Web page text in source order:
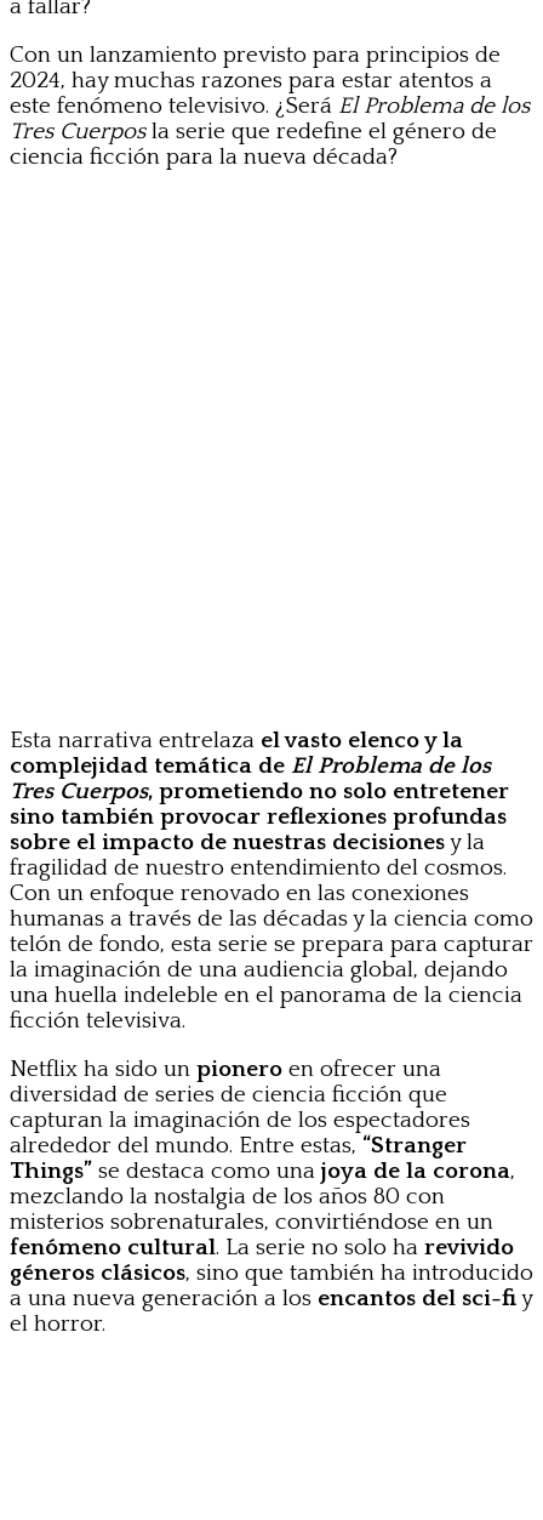
a fallar?
Con un lanzamiento previsto para principios de
2024, hay muchas razones para estar atentos a
este fenómeno televisivo. ¿Será El Problema de los
Tres Cuerposla serie que redefine el género de
ciencia ficción para la nueva década?
Esta narrativa entrelaza el vasto elenco y la
complejidad temática de El Problema de los
Tres Cuerpos, prometiendo no solo entretener
sino también provocar reflexiones profundas
sobre el impacto de nuestras decisionesy la
fragilidad de nuestro entendimiento del cosmos.
Con un enfoque renovado en las conexiones
humanas a través de las décadas y la ciencia como
telón de fondo, esta serie se prepara para capturar
la imaginación de una audiencia global, dejando
una huella indeleble en el panorama de la ciencia
ficción televisiva.
Netflix ha sido un pionero en ofrecer una
diversidad de series de ciencia ficción que
capturan la imaginación de los espectadores
alrededor del mundo. Entre estas, “Stranger
Things” se destaca como unajoya de la corona,
mezclando la nostalgia de los años 80 con
misterios sobrenaturales, convirtiéndose en un
fenómeno cultural. La serie no solo ha revivido
géneros clásicos, sino que también ha introducido
a una nueva generación a los encantos del sci-fiy
el horror.